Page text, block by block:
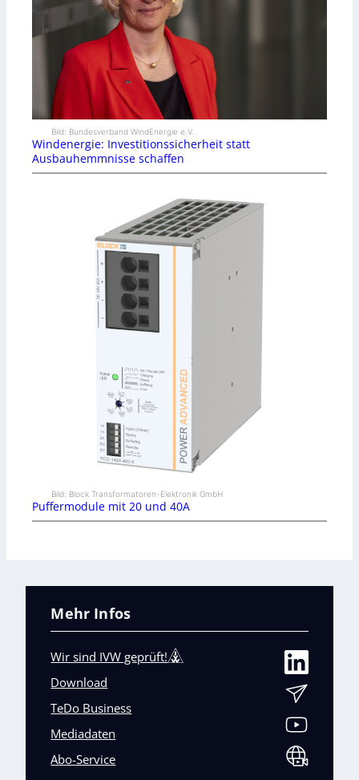
Bild: Bundesverband WindEnergie e.V.
Windenergie: Investitionssicherheit statt
Ausbauhemmnisse schaffen
Bild: Block Transformatoren-Elektronik GmbH
Puffermodule mit 20 und 40A
Mehr Infos
Wir sind IVW geprüft!
Download
TeDo Business
Mediadaten
Abo-Service